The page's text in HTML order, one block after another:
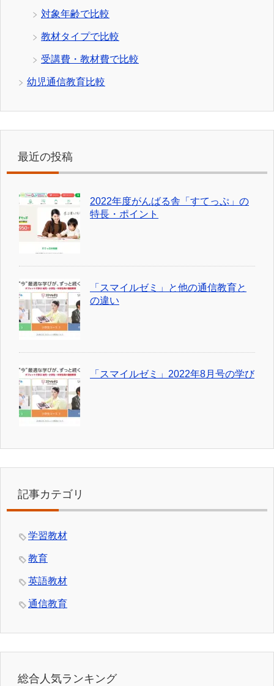
対象年齢で比較
教材タイプで比較
受講費・教材費で比較
幼児通信教育比較
最近の投稿
2022年度がんばる舎「すてっぷ」の
特長・ポイント
「スマイルゼミ」と他の通信教育と
の違い
「スマイルゼミ」2022年8月号の学び
記事カテゴリ
学習教材
教育
英語教材
通信教育
総合人気ランキング